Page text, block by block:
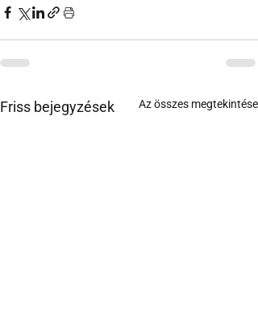
Friss bejegyzések Az összes megtekintése